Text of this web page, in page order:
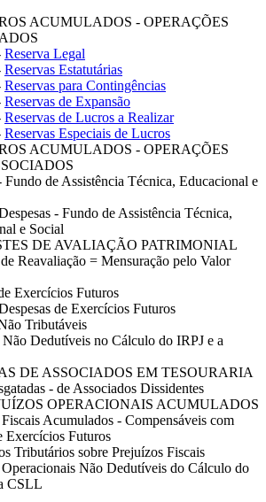
ACUMULADOS - OPERAÇÕES
Reserva Legal
Reservas Estatutárias
Reservas para Contingências
Reservas de Expansão
Reservas de Lucros a Realizar
Reservas Especiais de Lucros
ACUMULADOS - OPERAÇÕES
Fundo de Assistência Técnica, Educacional e
- Fundo de Assistência Técnica,
e Social
DE AVALIAÇÃO PATRIMONIAL
Reavaliação = Mensuração pelo Valor
Exercícios Futuros
de Exercícios Futuros
Tributáveis
Não Dedutíveis no Cálculo do IRPJ e a
DE ASSOCIADOS EM TESOURARIA
- de Associados Dissidentes
OPERACIONAIS ACUMULADOS
Acumulados - Compensáveis com
Exercícios Futuros
Tributários sobre Prejuízos Fiscais
Não Dedutíveis do Cálculo do
CSLL